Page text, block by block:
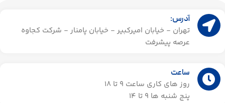
آدرس:
تهران - خیابان امیرکبیر - خیابان پامنار - شرکت کجاوه
عرصه پیشرفت
ساعت
روز های کاری ساعت ۹ تا 18
پنج شنبه ها 9 تا 14​